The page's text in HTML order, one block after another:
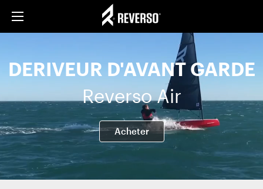
DERIVEUR D'AVANT GARDE
Reverso Air
Acheter